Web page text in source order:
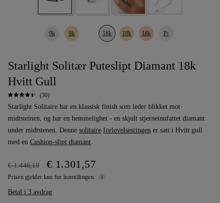
9k 9k 18k 18k 18k Pt
Starlight Solitær Puteslipt Diamant 18k
Hvitt Gull
(30)
Starlight Solitaire har en klassisk finish som leder blikket mot
midtsteinen, og har en hemmelighet - en skjult stjerneinnfattet diamant
under midtstenen. Denne solitaire forlovelsesringen er satt i Hvitt gull
med en Cushion-slipt diamant.
€ 1.446,19 € 1.301,57
Prisen gjelder kun for innstillingen.
Betal i 3 avdrag